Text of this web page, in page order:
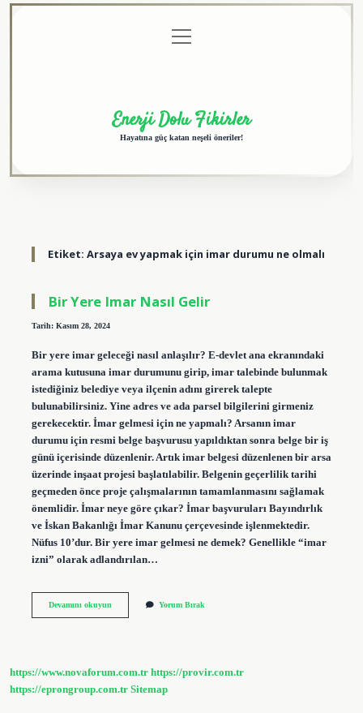
menüyü
aç
Enerji Dolu Fikirler
Hayatına güç katan neşeli öneriler!
Etiket: Arsaya ev yapmak için imar durumu ne olmalı
Bir Yere Imar Nasıl Gelir
Tarih: Kasım 28, 2024
Bir yere imar geleceği nasıl anlaşılır? E-devlet ana ekranındaki
arama kutusuna imar durumunu girip, imar talebinde bulunmak
istediğiniz belediye veya ilçenin adını girerek talepte
bulunabilirsiniz. Yine adres ve ada parsel bilgilerini girmeniz
gerekecektir. İmar gelmesi için ne yapmalı? Arsanın imar
durumu için resmi belge başvurusu yapıldıktan sonra belge bir iş
günü içerisinde düzenlenir. Artık imar belgesi düzenlenen bir arsa
üzerinde inşaat projesi başlatılabilir. Belgenin geçerlilik tarihi
geçmeden önce proje çalışmalarının tamamlanmasını sağlamak
önemlidir. İmar neye göre çıkar? İmar başvuruları Bayındırlık
ve İskan Bakanlığı İmar Kanunu çerçevesinde işlenmektedir.
Nüfus 10’dur. Bir yere imar gelmesi ne demek? Genellikle “imar
izni” olarak adlandırılan…
Devamını okuyunBir
Yorum Bırak
https://www.novaforum.com.tr https://provir.com.tr
https://eprongroup.com.tr Sitemap